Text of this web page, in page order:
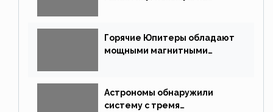
Горячие Юпитеры обладают
мощными магнитными
Астрономы обнаружили
систему с тремя